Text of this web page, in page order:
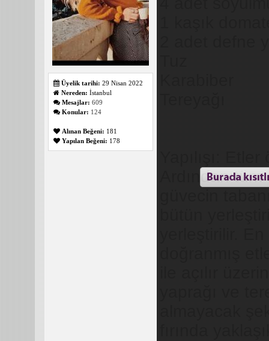
Üyelik tarihi: 29 Nisan 2022
Nereden: İstanbul
Mesajlar: 609
Konular: 124
Alınan Beğeni: 181
Yapılan Beğeni: 178
1 kaşık
2 adet defne
Tuz
Karabiber
Tereyağı
Yapılışı:
Ardından tüm
güvecin
bütün
yerleştirilir.
doğranmış
ile açılır
yaprağı ve
almayacak
fırında